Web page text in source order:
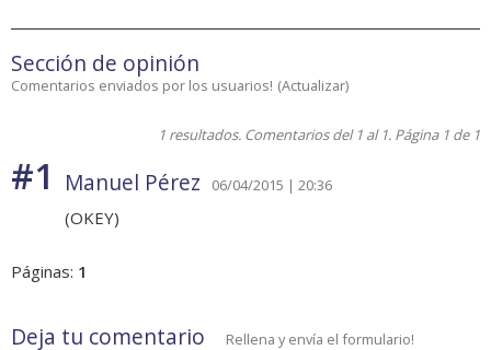
Sección de opinión
Comentarios enviados por los usuarios! (Actualizar)
1 resultados. Comentarios del 1 al 1. Página 1 de 1
#1 Manuel Pérez 06/04/2015 | 20:36
(OKEY)
Páginas: 1
Deja tu comentario Rellena y envía el formulario!